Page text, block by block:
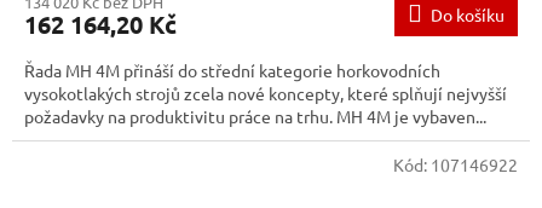
162 164,20 Kč Do košíku
Řada MH 4M přináší do střední kategorie horkovodních
vysokotlakých strojů zcela nové koncepty, které splňují nejvyšší
požadavky na produktivitu práce na trhu. MH 4M je vybaven...
Kód: 107146922